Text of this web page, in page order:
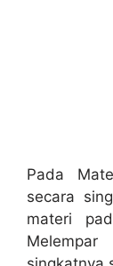
Pada
secara
materi